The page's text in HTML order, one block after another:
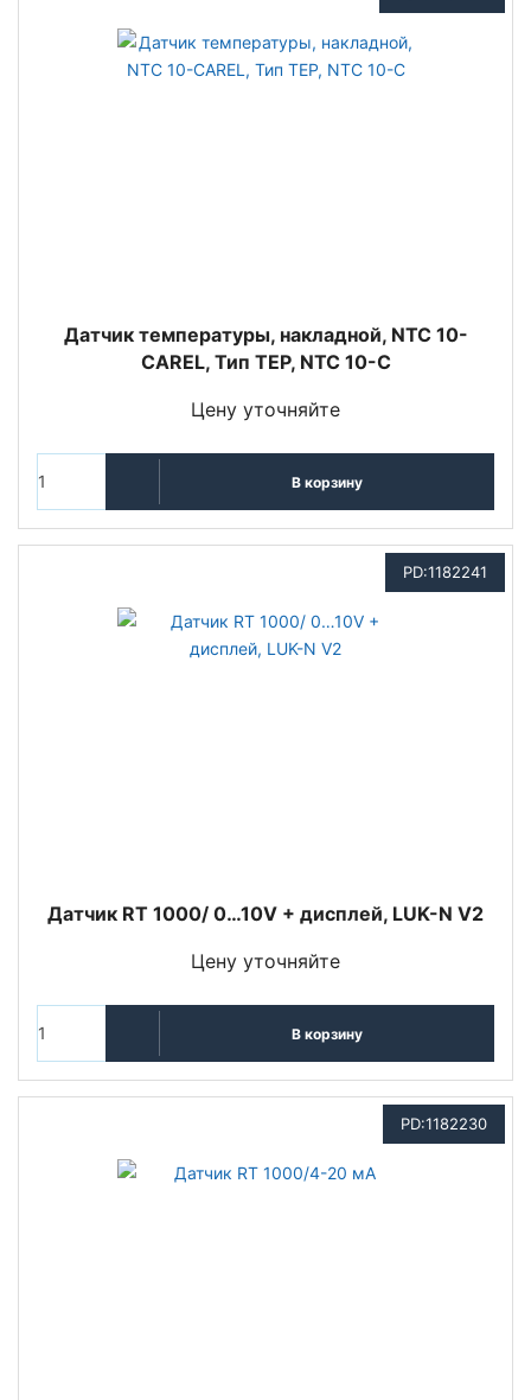
Датчик температуры, накладной, NTC 10-
CAREL, Тип TEP, NTC 10-C
Цену уточняйте
В корзину
PD:1182241
Датчик RT 1000/ 0…10V + дисплей, LUK-N V2
Цену уточняйте
В корзину
PD:1182230